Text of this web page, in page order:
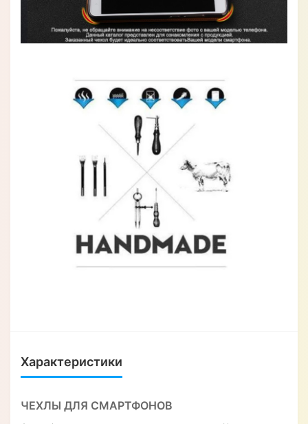
Характеристики
ЧЕХЛЫ ДЛЯ СМАРТФОНОВ